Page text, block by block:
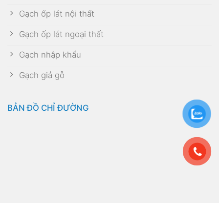
Gạch ốp lát nội thất
Gạch ốp lát ngoại thất
Gạch nhập khẩu
Gạch giả gỗ
BẢN ĐỒ CHỈ ĐƯỜNG